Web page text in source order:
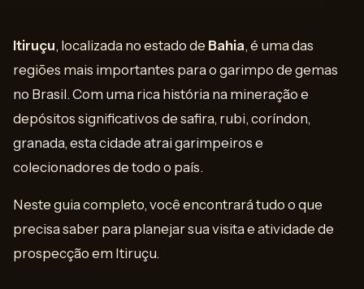
Itiruçu, localizada no estado de Bahia, é uma das
regiões mais importantes para o garimpo de gemas
no Brasil. Com uma rica história na mineração e
depósitos significativos de safira, rubi, coríndon,
granada, esta cidade atrai garimpeiros e
colecionadores de todo o país.
Neste guia completo, você encontrará tudo o que
precisa saber para planejar sua visita e atividade de
prospecção em Itiruçu.